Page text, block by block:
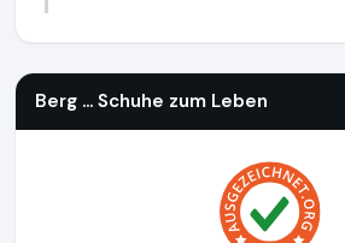
Berg ... Schuhe zum Leben